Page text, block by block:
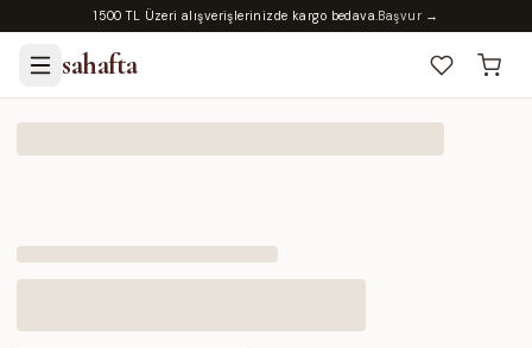
1500 TL Üzeri alışverişlerinizde kargo bedava.Başvur →
sahafta